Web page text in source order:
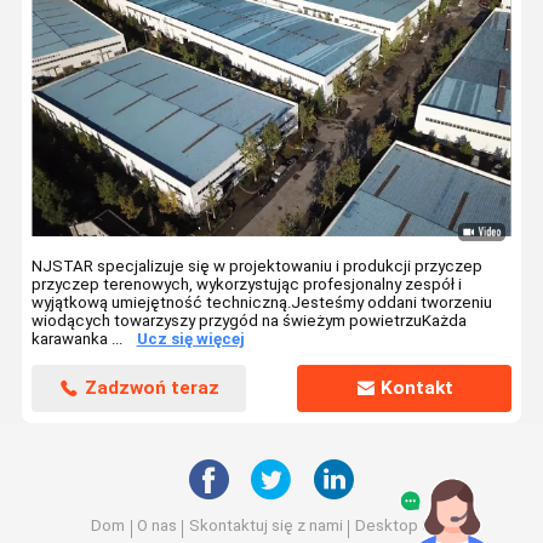
NJSTAR specjalizuje się w projektowaniu i produkcji przyczep
przyczep terenowych, wykorzystując profesjonalny zespół i
wyjątkową umiejętność techniczną.Jesteśmy oddani tworzeniu
wiodących towarzyszy przygód na świeżym powietrzuKażda
karawanka ...
Ucz się więcej
Zadzwoń teraz Kontakt
Dom O nas Skontaktuj się z nami Desktop Site